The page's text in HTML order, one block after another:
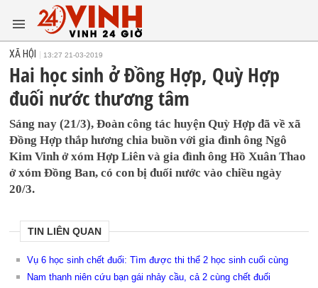
XÃ HỘI 13:27 21-03-2019
Hai học sinh ở Đồng Hợp, Quỳ Hợp
đuối nước thương tâm
Sáng nay (21/3), Đoàn công tác huyện Quỳ Hợp đã về xã
Đồng Hợp thắp hương chia buồn với gia đình ông Ngô
Kim Vinh ở xóm Hợp Liên và gia đình ông Hồ Xuân Thao
ở xóm Đồng Ban, có con bị đuối nước vào chiều ngày
20/3.
TIN LIÊN QUAN
Vụ 6 học sinh chết đuối: Tìm được thi thể 2 học sinh cuối cùng
Nam thanh niên cứu bạn gái nhảy cầu, cả 2 cùng chết đuối